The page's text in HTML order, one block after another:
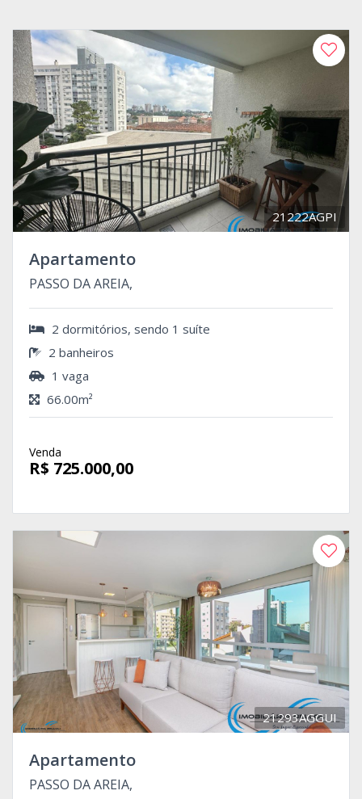
21222AGPI
Apartamento
PASSO DA AREIA,
2 dormitórios, sendo 1 suíte
2 banheiros
1 vaga
66.00m²
Venda
R$ 725.000,00
21293AGGUI
Apartamento
PASSO DA AREIA,